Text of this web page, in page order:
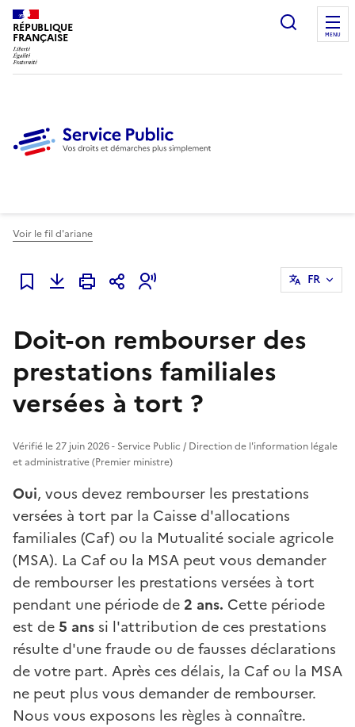
RÉPUBLIQUE
FRANÇAISE
Ouvrir
MENU
Voir le fil d'ariane
Ajouter à mes favoris
FR
Doit-on rembourser des
prestations familiales
versées à tort ?
Vérifié le 27 juin 2026 - Service Public / Direction de l'information légale
et administrative (Premier ministre)
Oui, vous devez rembourser les prestations
versées à tort par la Caisse d'allocations
familiales (Caf) ou la Mutualité sociale agricole
(MSA). La Caf ou la MSA peut vous demander
de rembourser les prestations versées à tort
pendant une période de 2 ans. Cette période
est de5 ans si l'attribution de ces prestations
résulte d'une fraude ou de fausses déclarations
de votre part. Après ces délais, la Caf ou la MSA
ne peut plus vous demander de rembourser.
Nous vous exposons les règles à connaître.